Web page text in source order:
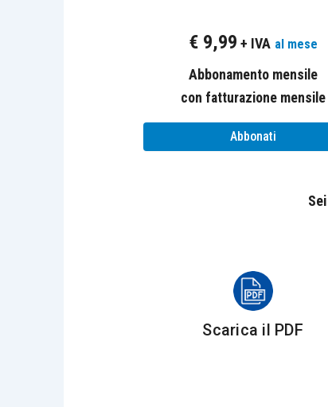
€ 9,99 + IVA al mese
Abbonamento mensile
con fatturazione mensile
Abbonati
Scarica il PDF